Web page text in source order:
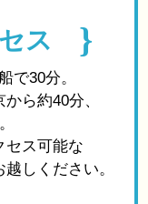
ス
で30分。
ら約40分、
セス可能な
しください。